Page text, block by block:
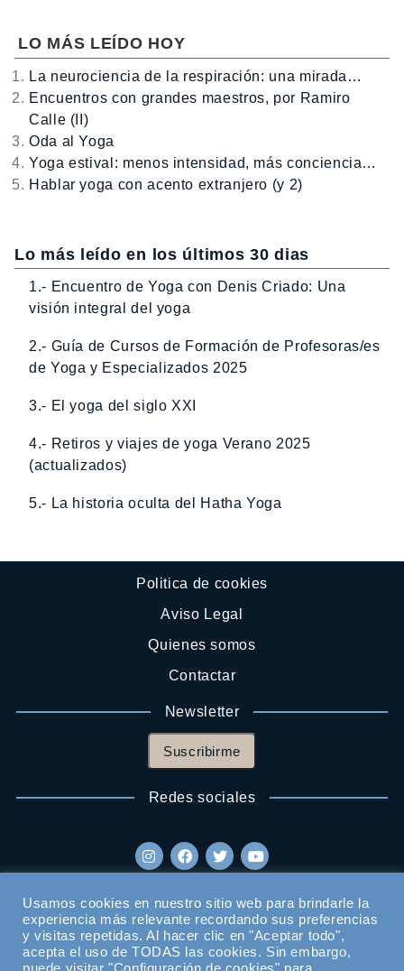
LO MÁS LEÍDO HOY
La neurociencia de la respiración: una mirada…
Encuentros con grandes maestros, por Ramiro
Calle (II)
Oda al Yoga
Yoga estival: menos intensidad, más conciencia…
Hablar yoga con acento extranjero (y 2)
Lo más leído en los últimos 30 dias
1.- Encuentro de Yoga con Denis Criado: Una
visión integral del yoga
2.- Guía de Cursos de Formación de Profesoras/es
de Yoga y Especializados 2025
3.- El yoga del siglo XXI
4.- Retiros y viajes de yoga Verano 2025
(actualizados)
5.- La historia oculta del Hatha Yoga
Politica de cookies
Aviso Legal
Quienes somos
Contactar
Newsletter
Suscribirme
Redes sociales
Usamos cookies en nuestro sitio web para brindarle la
experiencia más relevante recordando sus preferencias
y visitas repetidas. Al hacer clic en "Aceptar todo",
acepta el uso de TODAS las cookies. Sin embargo,